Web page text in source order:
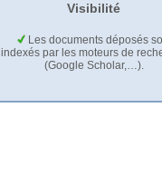
Visibilité
Les documents déposés
indexés par les moteurs de
(Google Scholar,…).